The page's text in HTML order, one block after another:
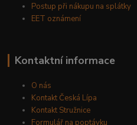
Postup při nákupu na splátky
EET oznámení
Kontaktní informace
O nás
Kontakt Česká Lípa
Kontakt Stružnice
Formulář na poptávku